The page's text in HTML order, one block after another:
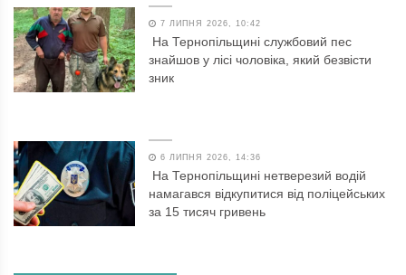
7 ЛИПНЯ 2026, 10:42
На Тернопільщині службовий пес
знайшов у лісі чоловіка, який безвісти
зник
6 ЛИПНЯ 2026, 14:36
На Тернопільщині нетверезий водій
намагався відкупитися від поліцейських
за 15 тисяч гривень